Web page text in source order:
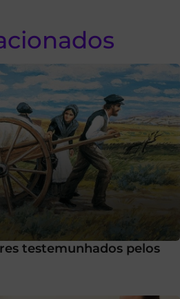
testemunhados pelos